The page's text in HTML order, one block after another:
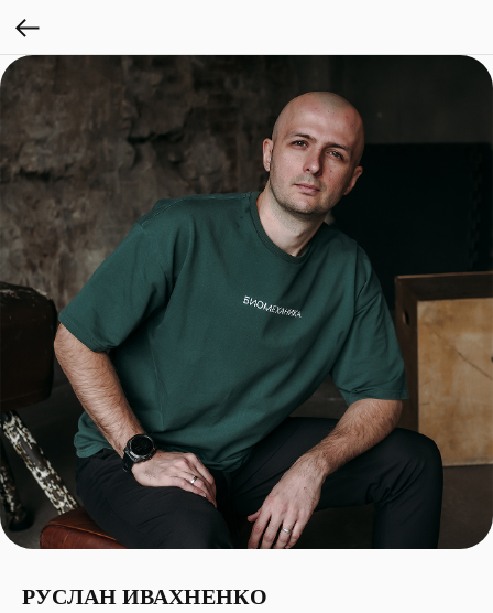
РУСЛАН ИВАХНЕНКО